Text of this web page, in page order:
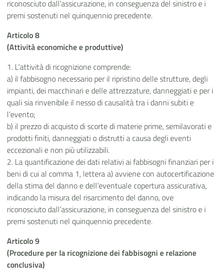
riconosciuto dall’assicurazione, in conseguenza del sinistro e i
premi sostenuti nel quinquennio precedente.
Articolo 8
(Attività economiche e produttive)
1. L’attività di ricognizione comprende:
a) il fabbisogno necessario per il ripristino delle strutture, degli
impianti, dei macchinari e delle attrezzature, danneggiati e per i
quali sia rinvenibile il nesso di causalità tra i danni subiti e
l’evento;
b) il prezzo di acquisto di scorte di materie prime, semilavorati e
prodotti finiti, danneggiati o distrutti a causa degli eventi
eccezionali e non più utilizzabili.
2. La quantificazione dei dati relativi ai fabbisogni finanziari per i
beni di cui al comma 1, lettera a) avviene con autocertificazione
della stima del danno e dell’eventuale copertura assicurativa,
indicando la misura del risarcimento del danno, ove
riconosciuto dall’assicurazione, in conseguenza del sinistro e i
premi sostenuti nel quinquennio precedente.
Articolo 9
(Procedure per la ricognizione dei fabbisogni e relazione
conclusiva)